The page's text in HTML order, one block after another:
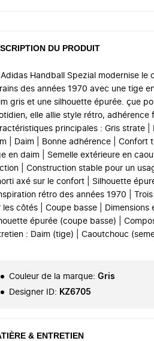
DU PRODUIT
Adidas Handball Spezial modernise le
des années 1970 avec une tige
gris et une silhouette épurée. çue
elle allie style rétro, adhérence
principales : Gris strate |
| Daim | Bonne adhérence | Confort
en daim | Semelle extérieure en
| Construction stable pour un
axé sur le confort | Silhouette
rétro des années 1970 |
les côtés | Coupe basse | Dimensions
épurée (coupe basse) |
: Daim (tige) | Caoutchouc
Couleur de la marque: Gris
Designer ID: KZ6705
& ENTRETIEN